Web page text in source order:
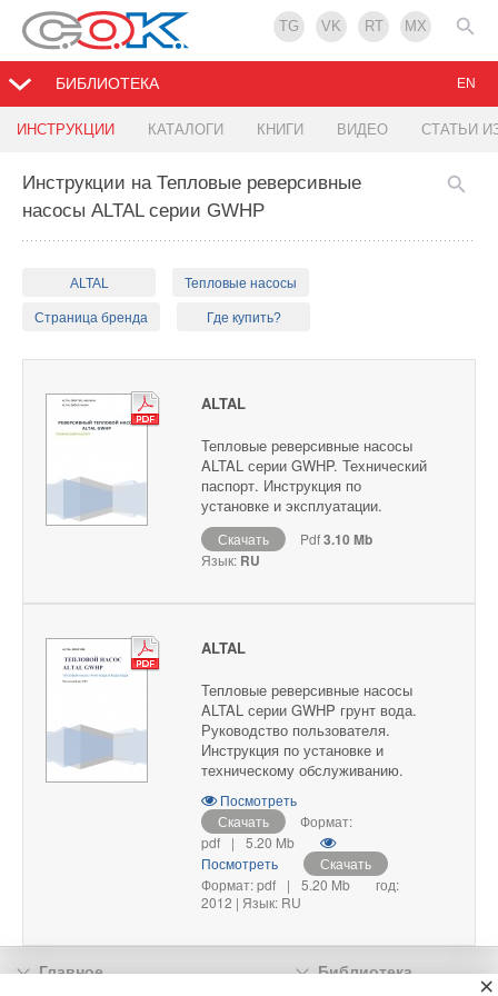
TG VK RT MX
БИБЛИОТЕКА
ИНСТРУКЦИИ КАТАЛОГИ КНИГИ ВИДЕО СТАТЬИ
EN
Инструкции на Тепловые реверсивные
насосы ALTAL серии GWHP
ALTAL Тепловые насосы
Страница бренда Где купить?
ALTAL
Тепловые реверсивные насосы
ALTAL серии GWHP. Технический
паспорт. Инструкция по
установке и эксплуатации.
Скачать Pdf3.10 Mb
Язык: RU
ALTAL
Тепловые реверсивные насосы
ALTAL серии GWHP грунт вода.
Руководство пользователя.
Инструкция по установке и
техническому обслуживанию.
Посмотреть
Скачать
Формат:
pdf
|
5.20 Mb
Посмотреть
Скачать
Формат: pdf
| 5.20 Mb
год:
2012 | Язык: RU
Главное
Библиотека
×